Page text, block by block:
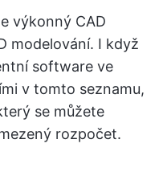
výkonný CAD
modelování. I když
software ve
v tomto seznamu,
se můžete
rozpočet.